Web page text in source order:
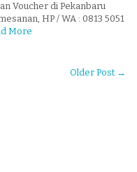
Voucher di Pekanbaru
HP / WA : 0813 5051
More
Older Post →